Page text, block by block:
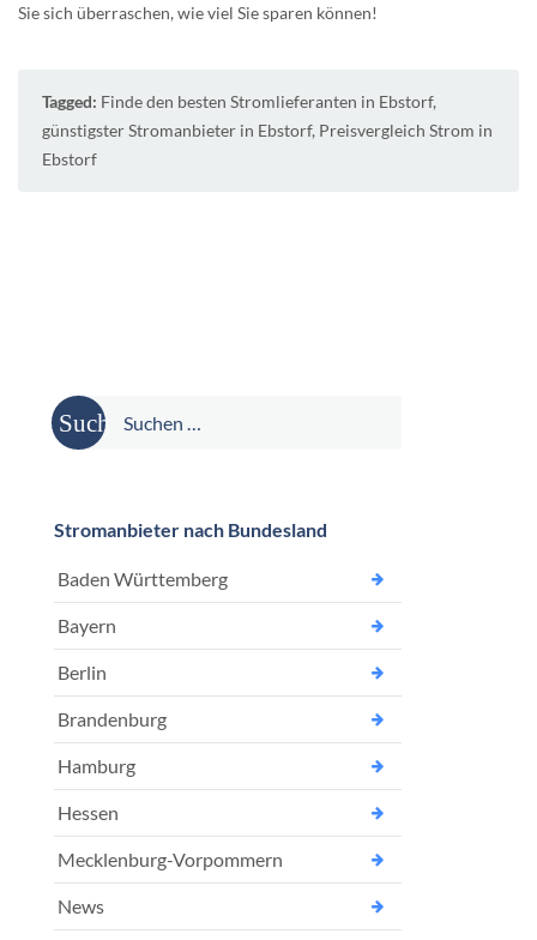
Sie sich überraschen, wie viel Sie sparen können!
Tagged: Finde den besten Stromlieferanten in Ebstorf,
günstigster Stromanbieter in Ebstorf, Preisvergleich Strom in
Ebstorf
Suche
nach:
Stromanbieter nach Bundesland
Baden Württemberg
Bayern
Berlin
Brandenburg
Hamburg
Hessen
Mecklenburg-Vorpommern
News